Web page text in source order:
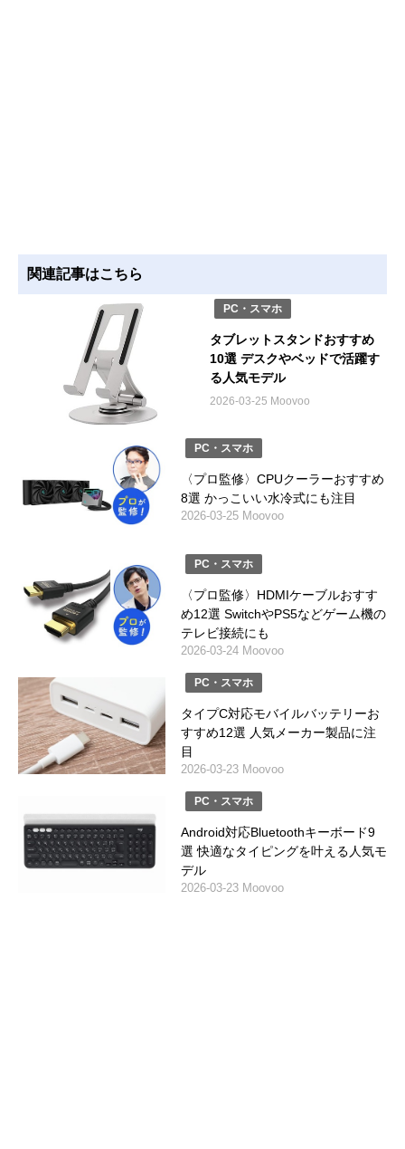
関連記事はこちら
PC・スマホ
タブレットスタンドおすすめ
10選 デスクやベッドで活躍す
る人気モデル
2026-03-25 Moovoo
PC・スマホ
〈プロ監修〉CPUクーラーおすすめ
8選 かっこいい水冷式にも注目
2026-03-25 Moovoo
PC・スマホ
〈プロ監修〉HDMIケーブルおすす
め12選 SwitchやPS5などゲーム機の
テレビ接続にも
2026-03-24 Moovoo
PC・スマホ
タイプC対応モバイルバッテリーお
すすめ12選 人気メーカー製品に注
目
2026-03-23 Moovoo
PC・スマホ
Android対応Bluetoothキーボード9
選 快適なタイピングを叶える人気モ
デル
2026-03-23 Moovoo